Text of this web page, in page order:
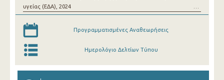
υγείας (ΕΔΑ), 2024
Προγραμματισμένες Αναθεωρήσεις
Ημερολόγιο Δελτίων Τύπου